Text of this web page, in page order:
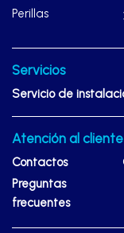
Perillas
Servicios
Servicio de
Atención al cliente
Contactos
Preguntas
frecuentes